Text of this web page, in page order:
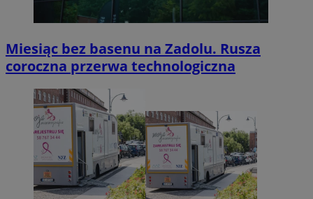
Miesiąc bez basenu na Zadolu. Rusza
coroczna przerwa technologiczna